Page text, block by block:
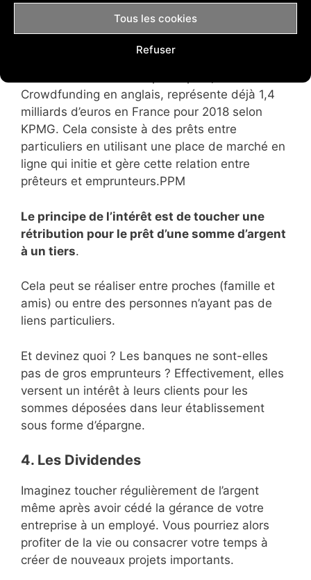
Tous les cookies
Refuser
Pensez-vous que seules les banques financent
et irriguent l’économie ?
Crowdfunding en anglais, représente déjà 1,4
milliards d’euros en France pour 2018 selon
KPMG. Cela consiste à des prêts entre
particuliers en utilisant une place de marché en
ligne qui initie et gère cette relation entre
prêteurs et emprunteurs.PPM
Le principe de l’intérêt est de toucher une
rétribution pour le prêt d’une somme d’argent
à un tiers.
Cela peut se réaliser entre proches (famille et
amis) ou entre des personnes n’ayant pas de
liens particuliers.
Et devinez quoi ? Les banques ne sont-elles
pas de gros emprunteurs ? Effectivement, elles
versent un intérêt à leurs clients pour les
sommes déposées dans leur établissement
sous forme d’épargne.
4. Les Dividendes
Imaginez toucher régulièrement de l’argent
même après avoir cédé la gérance de votre
entreprise à un employé. Vous pourriez alors
profiter de la vie ou consacrer votre temps à
créer de nouveaux projets importants.